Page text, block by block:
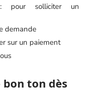
solliciter un
demande
sur un paiement
bon ton dès